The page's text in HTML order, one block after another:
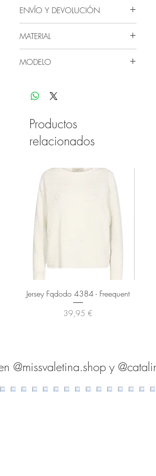
ENVÍO Y DEVOLUCIÓN
pedido
Devolución: 1 mes para cualquier
tipo de cambio o devolución en
MATERIAL
MODELO
talla 36.
Productos
relacionados
Jersey Fqdodo 4384 - Freequent
Precio
39,95 €
@missvaletina.shop y